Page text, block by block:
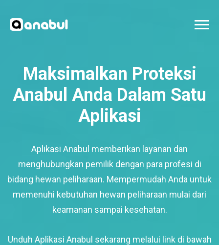
Maksimalkan Proteksi
Anabul Anda Dalam Satu
Aplikasi
Aplikasi Anabul memberikan layanan dan
menghubungkan pemilik dengan para profesi di
bidang hewan peliharaan. Mempermudah Anda untuk
memenuhi kebutuhan hewan peliharaan mulai dari
keamanan sampai kesehatan.
Unduh Aplikasi Anabul sekarang melalui link di bawah